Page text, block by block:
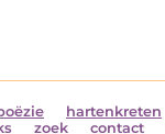
hartenkreten
zoek contact